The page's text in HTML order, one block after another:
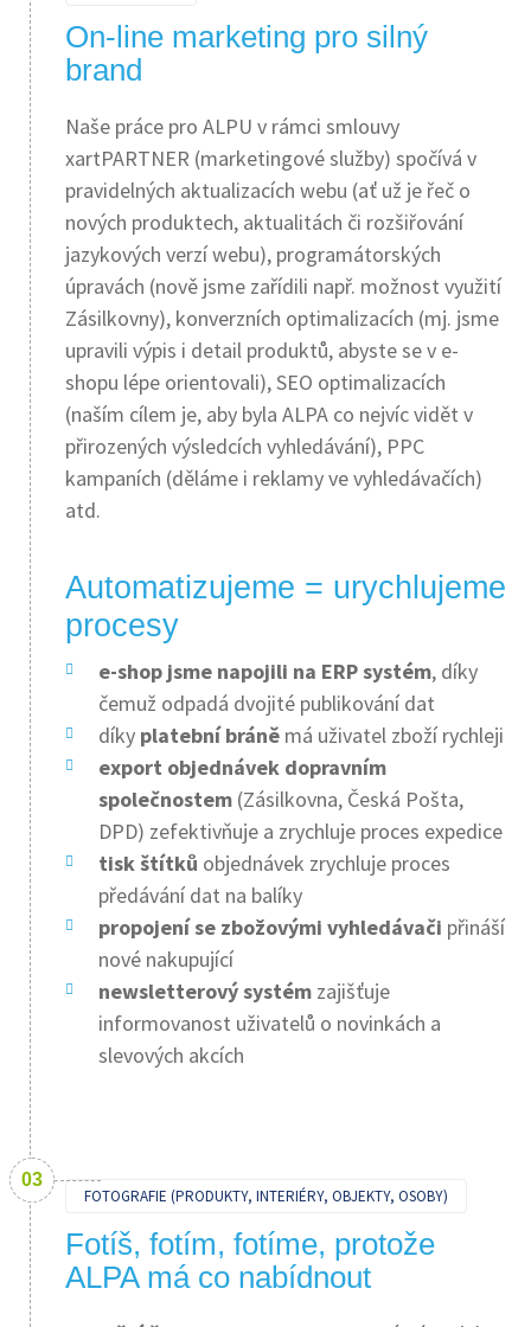
On-line marketing pro silný
brand
Naše práce pro ALPU v rámci smlouvy
xartPARTNER (marketingové služby) spočívá v
pravidelných aktualizacích webu (ať už je řeč o
nových produktech, aktualitách či rozšiřování
jazykových verzí webu), programátorských
úpravách (nově jsme zařídili např. možnost využití
Zásilkovny), konverzních optimalizacích (mj. jsme
upravili výpis i detail produktů, abyste se v e-
shopu lépe orientovali), SEO optimalizacích
(naším cílem je, aby byla ALPA co nejvíc vidět v
přirozených výsledcích vyhledávání), PPC
kampaních (děláme i reklamy ve vyhledávačích)
atd.
Automatizujeme = urychlujeme
procesy
e-shop jsme napojili na ERP systém, díky
čemuž odpadá dvojité publikování dat
díky platební bráně má uživatel zboží rychleji
export objednávek dopravním
společnostem (Zásilkovna, Česká Pošta,
DPD) zefektivňuje a zrychluje proces expedice
tisk štítků objednávek zrychluje proces
předávání dat na balíky
propojení se zbožovými vyhledávači přináší
nové nakupující
newsletterový systém zajišťuje
informovanost uživatelů o novinkách a
slevových akcích
FOTOGRAFIE (PRODUKTY, INTERIÉRY, OBJEKTY, OSOBY)
Fotíš, fotím, fotíme, protože
ALPA má co nabídnout